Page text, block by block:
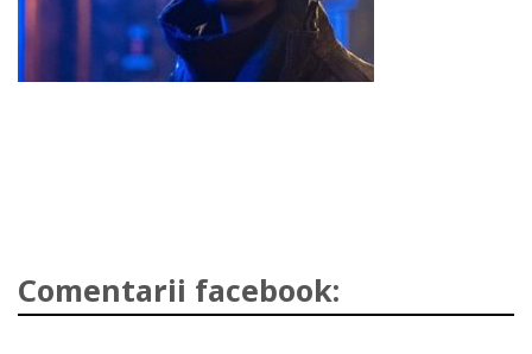
Comentarii facebook: